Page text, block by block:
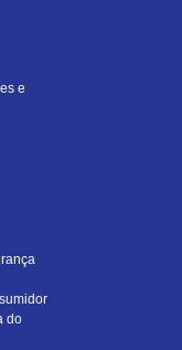
e
do